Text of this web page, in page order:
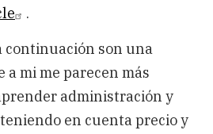
.
continuación son una
a mi me parecen más
administración y
en cuenta precio y